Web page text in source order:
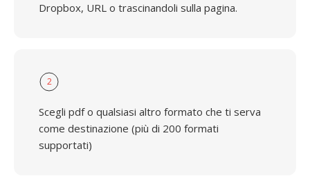
Dropbox, URL o trascinandoli sulla pagina.
2
Scegli pdf o qualsiasi altro formato che ti serva
come destinazione (più di 200 formati
supportati)